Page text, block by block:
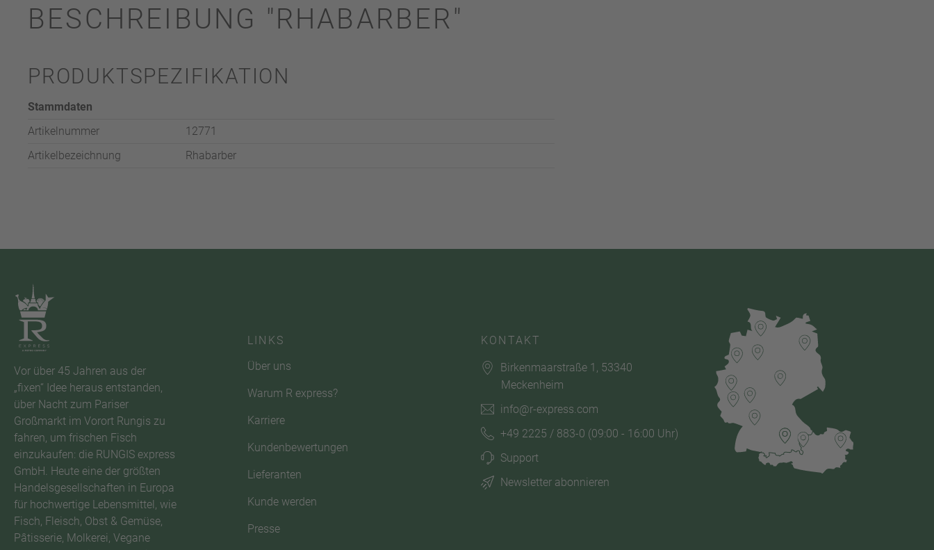
BESCHREIBUNG "RHABARBER"
PRODUKTSPEZIFIKATION
Stammdaten
Artikelnummer
12771
Artikelbezeichnung
Rhabarber
Vor über 45 Jahren aus der
„fixen“ Idee heraus entstanden,
über Nacht zum Pariser
Großmarkt im Vorort Rungis zu
fahren, um frischen Fisch
einzukaufen: die RUNGIS express
GmbH. Heute eine der größten
Handelsgesellschaften in Europa
für hochwertige Lebensmittel, wie
Fisch, Fleisch, Obst & Gemüse,
Pâtisserie, Molkerei, Vegane
LINKS
Über uns
Warum R express?
Karriere
Kundenbewertungen
Lieferanten
Kunde werden
Presse
KONTAKT
Birkenmaarstraße 1, 53340
Meckenheim
info@r-express.com
+49 2225 / 883-0 (09:00 - 16:00 Uhr)
Support
Newsletter abonnieren